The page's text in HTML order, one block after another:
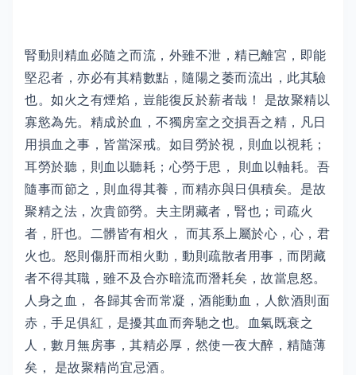
腎動則精血必隨之而流，外雖不泄，精已離宮，即能
堅忍者，亦必有其精數點，隨陽之萎而流出，此其驗
也。如火之有煙焰，豈能復反於薪者哉！ 是故聚精以
寡慾為先。精成於血，不獨房室之交損吾之精，凡日
用損血之事，皆當深戒。如目勞於視，則血以視耗；
耳勞於聽，則血以聽耗；心勞于思， 則血以軸耗。吾
隨事而節之，則血得其養，而精亦與日俱積矣。是故
聚精之法，次貴節勞。夫主閉藏者，腎也；司疏火
者，肝也。二髒皆有相火， 而其系上屬於心，心，君
火也。怒則傷肝而相火動，動則疏散者用事，而閉藏
者不得其職，雖不及合亦暗流而潛耗矣，故當息怒。
人身之血， 各歸其舍而常凝，酒能動血，人飲酒則面
赤，手足俱紅，是擾其血而奔馳之也。血氣既衰之
人，數月無房事，其精必厚，然使一夜大醉，精隨薄
矣， 是故聚精尚宜忌酒。